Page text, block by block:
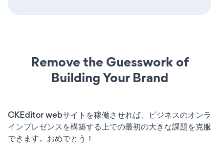
Remove the Guesswork of
Building Your Brand
CKEditor webサイトを稼働させれば、ビジネスのオンラ
インプレゼンスを構築する上での最初の大きな課題を克服
できます。おめでとう！